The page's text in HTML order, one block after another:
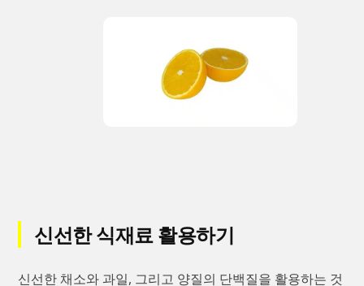
신선한 식재료 활용하기
신선한 채소와 과일, 그리고 양질의 단백질을 활용하는 것